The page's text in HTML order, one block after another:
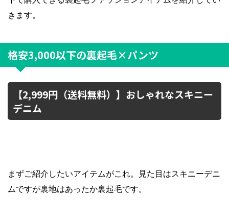
きます。
格安3,000以下の裏起毛×パンツ
【2,999円（送料無料）】おしゃれなスキニー
デニム
まずご紹介したいアイテムがこれ。見た目はスキニーデニ
ムですが裏地はあったか裏起毛です。